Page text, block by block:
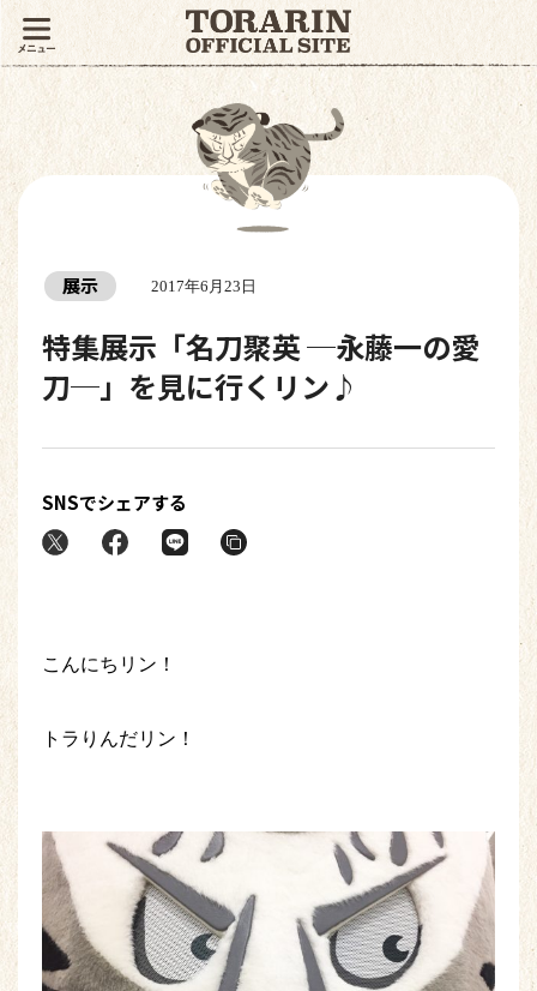
展示 2017年6月23日
特集展示「名刀聚英 ─永藤一の愛
刀─」を見に行くリン♪
SNSでシェアする
こんにちリン！
トラりんだリン！